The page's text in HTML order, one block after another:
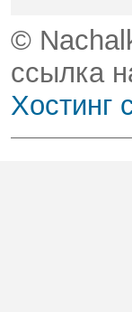
©
ссылка
Хостинг